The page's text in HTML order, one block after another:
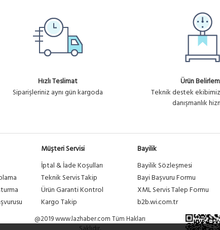
Hızlı Teslimat
Siparişleriniz aynı gün kargoda
Ürün
Teknik destek
danışmanlık
Müşteri Servisi
İptal & İade Koşulları
Teknik Servis Takip
Ürün Garanti Kontrol
Kargo Takip
Bayilik
Bayilik Sözleşmesi
Bayi Başvuru Formu
XML Servis Talep Formu
b2b.wi.com.tr
@2019 www.lazhaber.com Tüm Hakları